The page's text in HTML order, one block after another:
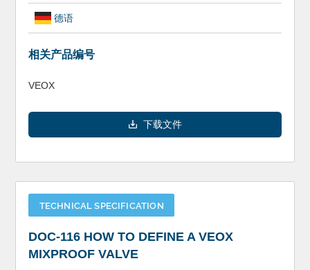
德语
相关产品编号
VEOX
下载文件
TECHNICAL SPECIFICATION
DOC-116 HOW TO DEFINE A VEOX
MIXPROOF VALVE